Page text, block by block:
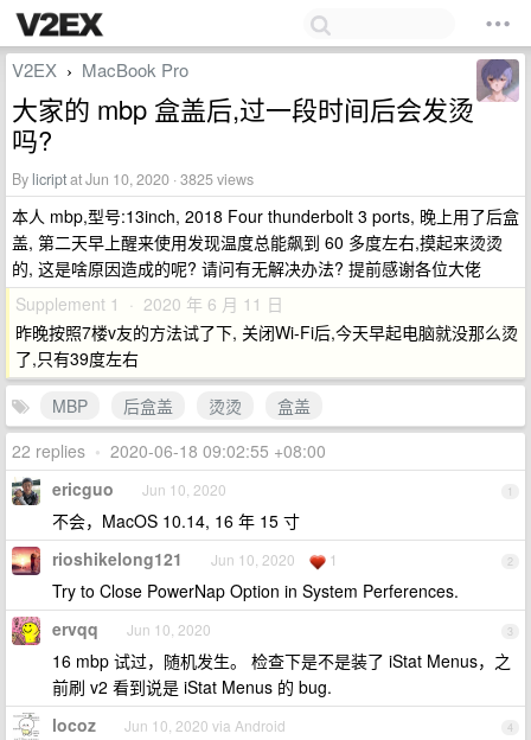
V2EX › MacBook Pro
大家的 mbp 盒盖后,过一段时间后会发烫
吗?
By licriptat Jun 10, 2020 · 3825 views
本人 mbp,型号:13inch, 2018 Four thunderbolt 3 ports, 晚上用了后盒
盖, 第二天早上醒来使用发现温度总能飙到 60 多度左右,摸起来烫烫
的, 这是啥原因造成的呢? 请问有无解决办法? 提前感谢各位大佬
Supplement 1 · 2020 年 6 月 11 日
昨晚按照7楼v友的方法试了下, 关闭Wi-Fi后,今天早起电脑就没那么烫
了,只有39度左右
MBP
后盒盖 烫烫
盒盖
22 replies • 2020-06-18 09:02:55 +08:00
1
ericguo Jun 10, 2020
不会，MacOS 10.14, 16 年 15 寸
2
rioshikelong121 Jun 10, 2020 1
Try to Close PowerNap Option in System Perferences.
3
ervqq Jun 10, 2020
16 mbp 试过，随机发生。 检查下是不是装了 iStat Menus，之
前刷 v2 看到说是 iStat Menus 的 bug.
4
locoz Jun 10, 2020 via Android